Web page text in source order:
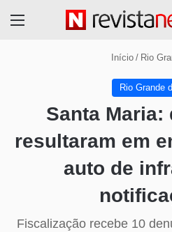
Início / Rio
Rio Grande
Santa Maria:
resultaram em
auto de
Fiscalização recebe 10